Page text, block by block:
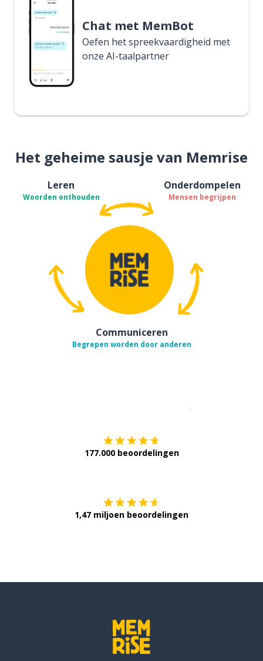
Chat met MemBot
Oefen het spreekvaardigheid met
onze AI-taalpartner
Het geheime sausje van Memrise
Leren
Woorden onthouden
Onderdompelen
Mensen begrijpen
Communiceren
Begrepen worden door anderen
177.000 beoordelingen
1,47 miljoen beoordelingen